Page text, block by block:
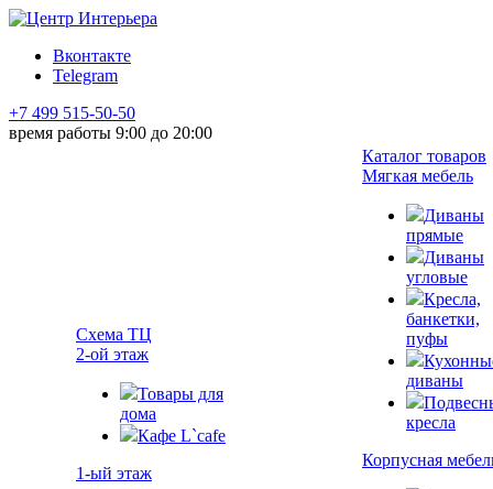
Вконтакте
Telegram
+7 499 515-50-50
время работы 9:00 до 20:00
Схема ТЦ
2-ой этаж
Товары для
дома
Кафе L`cafe
1-ый этаж
Каталог товаров
Мягкая мебель
Диваны
прямые
Диваны
угловые
Кресла,
банкетки,
пуфы
диваны
кресла
Корпусная